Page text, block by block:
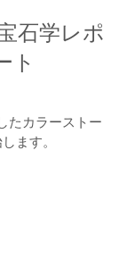
石学レポ
ト
たカラーストー
ます。